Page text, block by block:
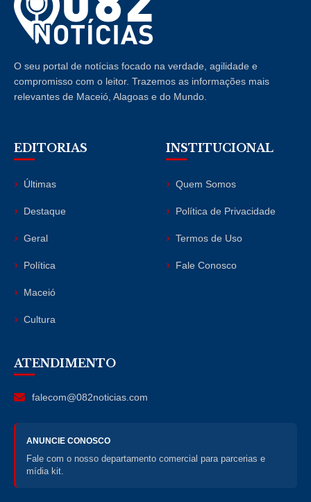
O seu portal de notícias focado na verdade, agilidade e
compromisso com o leitor. Trazemos as informações mais
relevantes de Maceió, Alagoas e do Mundo.
EDITORIAS
Últimas
Destaque
Geral
Política
Maceió
Cultura
INSTITUCIONAL
Quem Somos
Política de Privacidade
Termos de Uso
Fale Conosco
ATENDIMENTO
falecom@082noticias.com
ANUNCIE CONOSCO
Fale com o nosso departamento comercial para parcerias e
mídia kit.